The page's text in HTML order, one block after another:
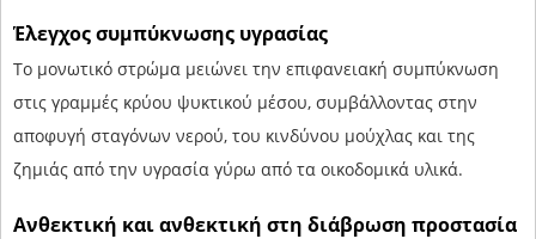
Έλεγχος συμπύκνωσης υγρασίας
Το μονωτικό στρώμα μειώνει την επιφανειακή συμπύκνωση
στις γραμμές κρύου ψυκτικού μέσου, συμβάλλοντας στην
αποφυγή σταγόνων νερού, του κινδύνου μούχλας και της
ζημιάς από την υγρασία γύρω από τα οικοδομικά υλικά.
Ανθεκτική και ανθεκτική στη διάβρωση προστασία